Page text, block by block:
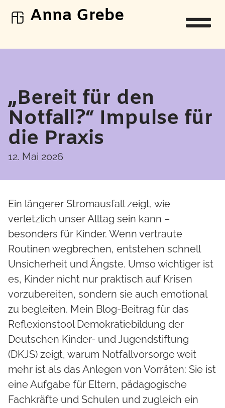
Anna Grebe
„Bereit für den
Notfall?“ Impulse für
die Praxis
12. Mai 2026
Ein längerer Stromausfall zeigt, wie
verletzlich unser Alltag sein kann –
besonders für Kinder. Wenn vertraute
Routinen wegbrechen, entstehen schnell
Unsicherheit und Ängste. Umso wichtiger ist
es, Kinder nicht nur praktisch auf Krisen
vorzubereiten, sondern sie auch emotional
zu begleiten. Mein Blog-Beitrag für das
Reflexionstool Demokratiebildung der
Deutschen Kinder- und Jugendstiftung
(DKJS) zeigt, warum Notfallvorsorge weit
mehr ist als das Anlegen von Vorräten: Sie ist
eine Aufgabe für Eltern, pädagogische
Fachkräfte und Schulen und zugleich ein